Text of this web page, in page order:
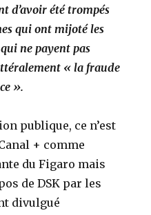
d’avoir été trompés
qui ont mijoté les
ne payent pas
« la fraude
».
publique, ce n’est
+ comme
du Figaro mais
de DSK par les
divulgué